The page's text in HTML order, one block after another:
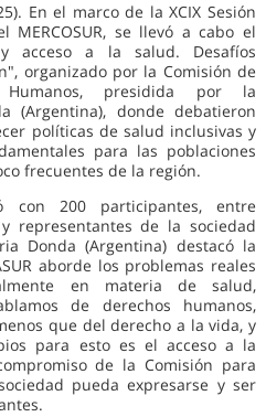
En el marco de la XCIX Sesión
MERCOSUR, se llevó a cabo el
acceso a la salud. Desafíos
organizado por la Comisión de
presidida por la
(Argentina), donde debatieron
políticas de salud inclusivas y
para las poblaciones
frecuentes de la región.
con 200 participantes, entre
representantes de la sociedad
Donda (Argentina) destacó la
aborde los problemas reales
en materia de salud,
de derechos humanos,
que del derecho a la vida, y
para esto es el acceso a la
de la Comisión para
pueda expresarse y ser